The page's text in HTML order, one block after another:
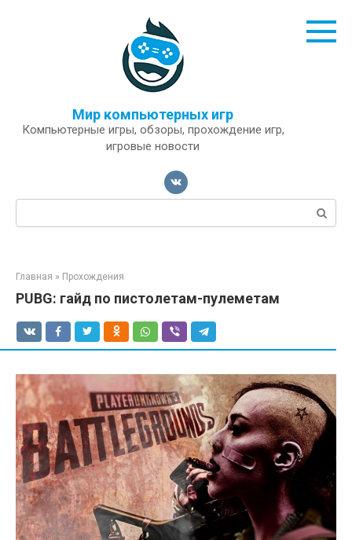
Мир компьютерных игр
Компьютерные игры, обзоры, прохождение игр,
игровые новости
Поиск:
Главная » Прохождения
PUBG: гайд по пистолетам-пулеметам